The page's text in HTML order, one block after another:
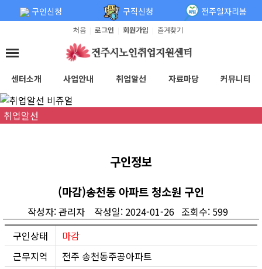
탑메뉴 바로가기
본문 바로가기
구인신청 구직신청 전주일자리봄
처음 로그인 회원가입 즐겨찾기
센터소개 사업안내 취업알선 자료마당 커뮤니티
취업알선
구인정보
(마감)송천동 아파트 청소원 구인
작성자: 관리자 작성일: 2024-01-26 조회수: 599
구인상태
마감
근무지역
전주 송천동주공아파트